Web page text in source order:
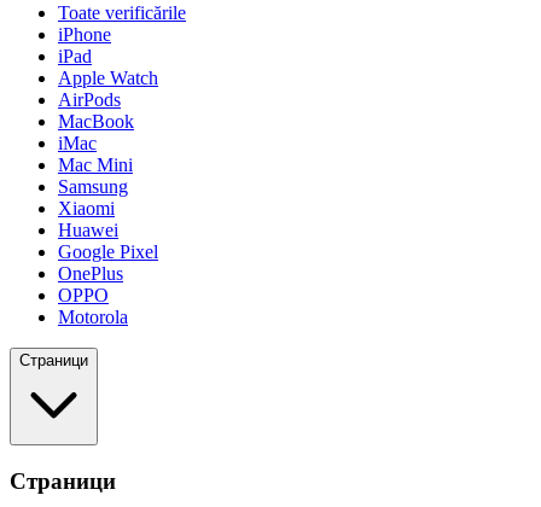
Toate verificările
iPhone
iPad
Apple Watch
AirPods
MacBook
iMac
Mac Mini
Samsung
Xiaomi
Huawei
Google Pixel
OnePlus
OPPO
Motorola
Страници
Страници